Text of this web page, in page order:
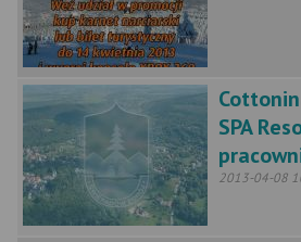
SPA
2013-04-08